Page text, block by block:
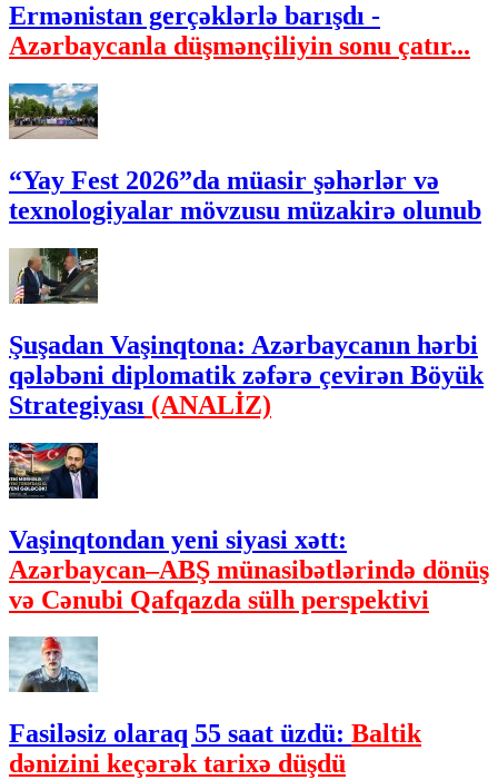
Ermənistan gerçəklərlə barışdı -
Azərbaycanla düşmənçiliyin sonu çatır...
“Yay Fest 2026”da müasir şəhərlər və
texnologiyalar mövzusu müzakirə olunub
Şuşadan Vaşinqtona: Azərbaycanın hərbi
qələbəni diplomatik zəfərə çevirən Böyük
Strategiyası (ANALİZ)
Vaşinqtondan yeni siyasi xətt:
Azərbaycan–ABŞ münasibətlərində dönüş
və Cənubi Qafqazda sülh perspektivi
Fasiləsiz olaraq 55 saat üzdü: Baltik
dənizini keçərək tarixə düşdü